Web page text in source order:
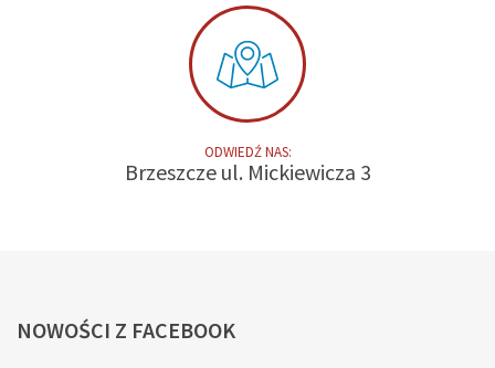
ODWIEDŹ NAS:
Brzeszcze ul. Mickiewicza 3
NOWOŚCI Z FACEBOOK